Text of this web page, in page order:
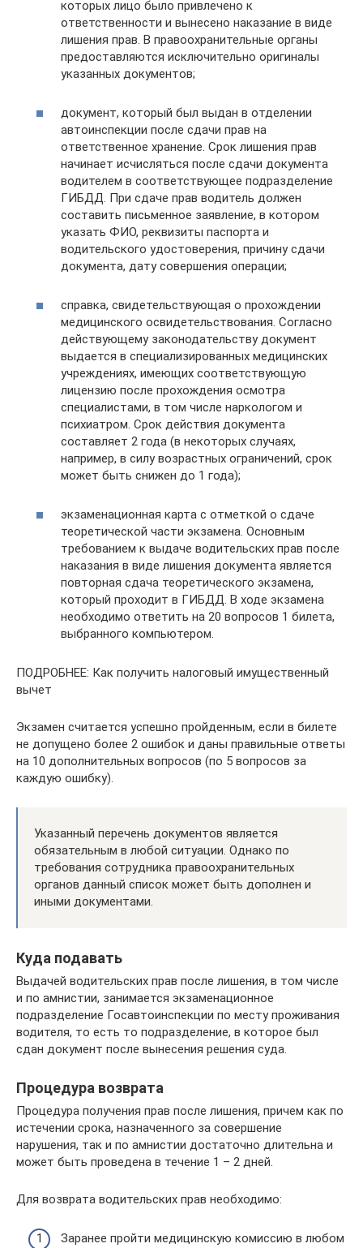
которых лицо было привлечено к
ответственности и вынесено наказание в виде
лишения прав. В правоохранительные органы
предоставляются исключительно оригиналы
указанных документов;
документ, который был выдан в отделении
автоинспекции после сдачи прав на
ответственное хранение. Срок лишения прав
начинает исчисляться после сдачи документа
водителем в соответствующее подразделение
ГИБДД. При сдаче прав водитель должен
составить письменное заявление, в котором
указать ФИО, реквизиты паспорта и
водительского удостоверения, причину сдачи
документа, дату совершения операции;
справка, свидетельствующая о прохождении
медицинского освидетельствования. Согласно
действующему законодательству документ
выдается в специализированных медицинских
учреждениях, имеющих соответствующую
лицензию после прохождения осмотра
специалистами, в том числе наркологом и
психиатром. Срок действия документа
составляет 2 года (в некоторых случаях,
например, в силу возрастных ограничений, срок
может быть снижен до 1 года);
экзаменационная карта с отметкой о сдаче
теоретической части экзамена. Основным
требованием к выдаче водительских прав после
наказания в виде лишения документа является
повторная сдача теоретического экзамена,
который проходит в ГИБДД. В ходе экзамена
необходимо ответить на 20 вопросов 1 билета,
выбранного компьютером.
ПОДРОБНЕЕ: Как получить налоговый имущественный
вычет
Экзамен считается успешно пройденным, если в билете
не допущено более 2 ошибок и даны правильные ответы
на 10 дополнительных вопросов (по 5 вопросов за
каждую ошибку).
Указанный перечень документов является
обязательным в любой ситуации. Однако по
требования сотрудника правоохранительных
органов данный список может быть дополнен и
иными документами.
Куда подавать
Выдачей водительских прав после лишения, в том числе
и по амнистии, занимается экзаменационное
подразделение Госавтоинспекции по месту проживания
водителя, то есть то подразделение, в которое был
сдан документ после вынесения решения суда.
Процедура возврата
Процедура получения прав после лишения, причем как по
истечении срока, назначенного за совершение
нарушения, так и по амнистии достаточно длительна и
может быть проведена в течение 1 – 2 дней.
Для возврата водительских прав необходимо:
Заранее пройти медицинскую комиссию в любом